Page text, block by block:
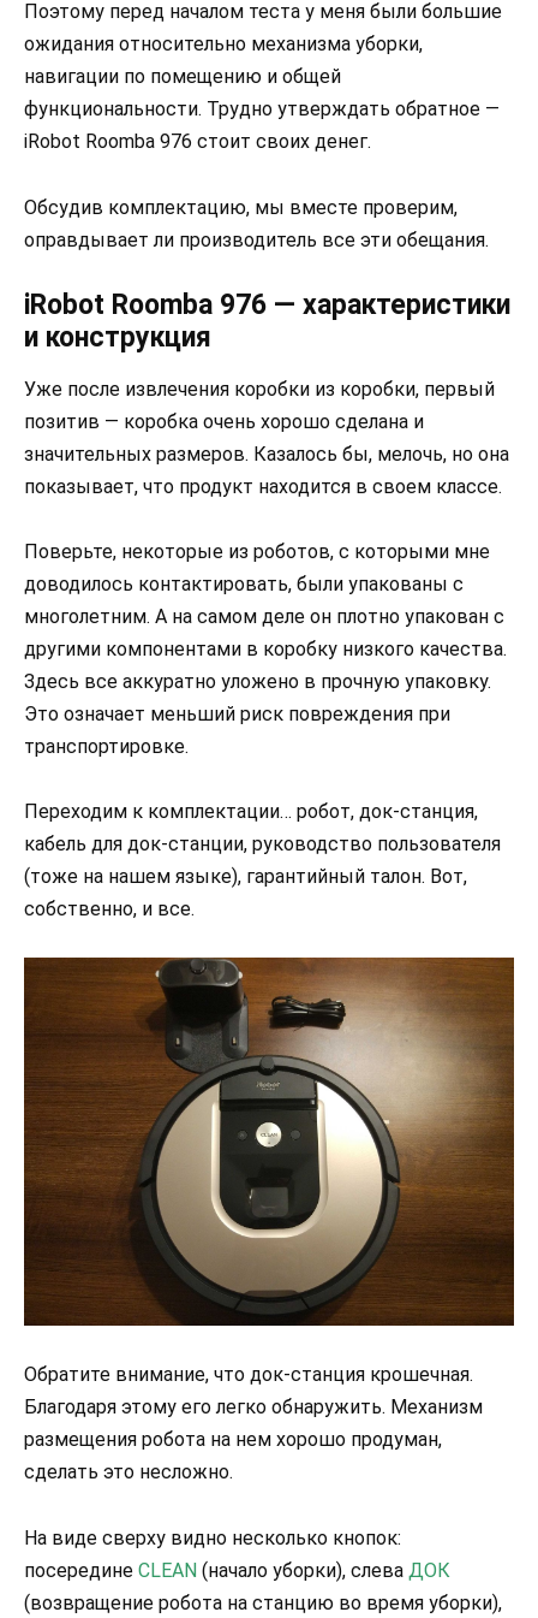
Поэтому перед началом теста у меня были большие
ожидания относительно механизма уборки,
навигации по помещению и общей
функциональности. Трудно утверждать обратное —
iRobot Roomba 976 стоит своих денег.
Обсудив комплектацию, мы вместе проверим,
оправдывает ли производитель все эти обещания.
iRobot Roomba 976 — характеристики
и конструкция
Уже после извлечения коробки из коробки, первый
позитив — коробка очень хорошо сделана и
значительных размеров. Казалось бы, мелочь, но она
показывает, что продукт находится в своем классе.
Поверьте, некоторые из роботов, с которыми мне
доводилось контактировать, были упакованы с
многолетним. А на самом деле он плотно упакован с
другими компонентами в коробку низкого качества.
Здесь все аккуратно уложено в прочную упаковку.
Это означает меньший риск повреждения при
транспортировке.
Переходим к комплектации… робот, док-станция,
кабель для док-станции, руководство пользователя
(тоже на нашем языке), гарантийный талон. Вот,
собственно, и все.
Обратите внимание, что док-станция крошечная.
Благодаря этому его легко обнаружить. Механизм
размещения робота на нем хорошо продуман,
сделать это несложно.
На виде сверху видно несколько кнопок:
посередине CLEAN (начало уборки), слева ДОК
(возвращение робота на станцию во время уборки),